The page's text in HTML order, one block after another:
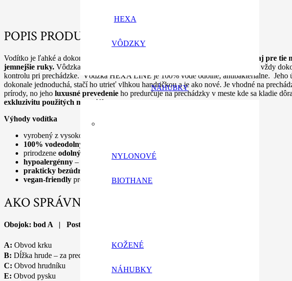
HEXA
VÔDZKY
NÁHUBKY
NYLONOVÉ
BIOTHANE
KOŽENÉ
NÁHUBKY
POPIS PRODUKTU
Vodítko je ľahké a dokonale padne do ruky. Vďaka HEXA povrchu je
priíjemné aj pre tie
jemnejšie ruky. Vôdzka sa vám v rukách nešmýka a nenasiakne vodou a tak máte vždy
kontrolu pri prechádzke. Vôdzka HEXA LINE je 100% vode odolné, antibakteriálne. Jeho
dokonale jednoduchá, stačí ho utrieť vlhkou handričkou a je ako nové. Je vhodné na
prírody, no jeho luxusné prevedenie ho predurčuje na prechádzky v meste kde sa kladie
exkluzivitu použitých materiálov
Výhody vodítka
vyrobený z vysoko kvalitného materiálu
100% vodeodolný
prirodzene odolný voči plesniam a baktériám
hypoalergénny – vhodné aj pre alergikov
prakticky bezúdržbový
vegan-friendly produkt
AKO SPRÁVNE ZMERAŤ PSA?
Obojok: bod A | Postroj: bod A, B, C | Náhubok: bod E, F
A: Obvod krku
B: Dĺžka hrude – za prednými nohami nechať medzeru 5cm
C: Obvod hrudníku
E: Obvod pysku